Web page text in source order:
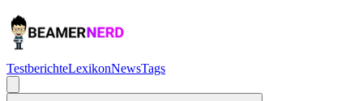
TestberichteLexikonNewsTags